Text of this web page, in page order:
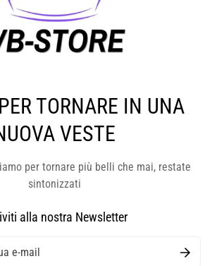
TORNARE IN UNA
VESTE
per tornare più belli che mai, restate
sintonizzati
alla nostra Newsletter